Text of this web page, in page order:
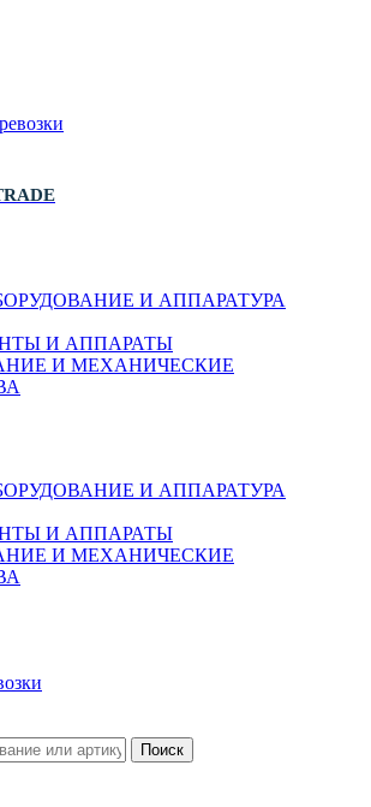
И АППАРАТУРА
И АППАРАТЫ
И МЕХАНИЧЕСКИЕ
И АППАРАТУРА
И АППАРАТЫ
И МЕХАНИЧЕСКИЕ
Поиск